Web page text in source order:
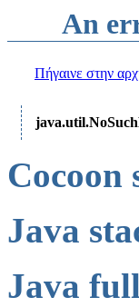
An
Πήγαινε στην
Cocoon
Java
Java